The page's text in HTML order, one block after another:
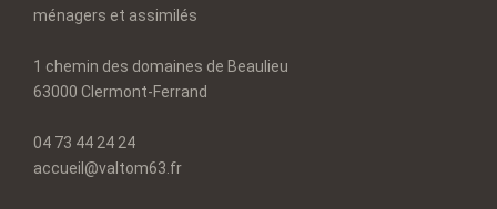
ménagers et assimilés
1 chemin des domaines de Beaulieu
63000 Clermont-Ferrand
04 73 44 24 24
accueil@valtom63.fr